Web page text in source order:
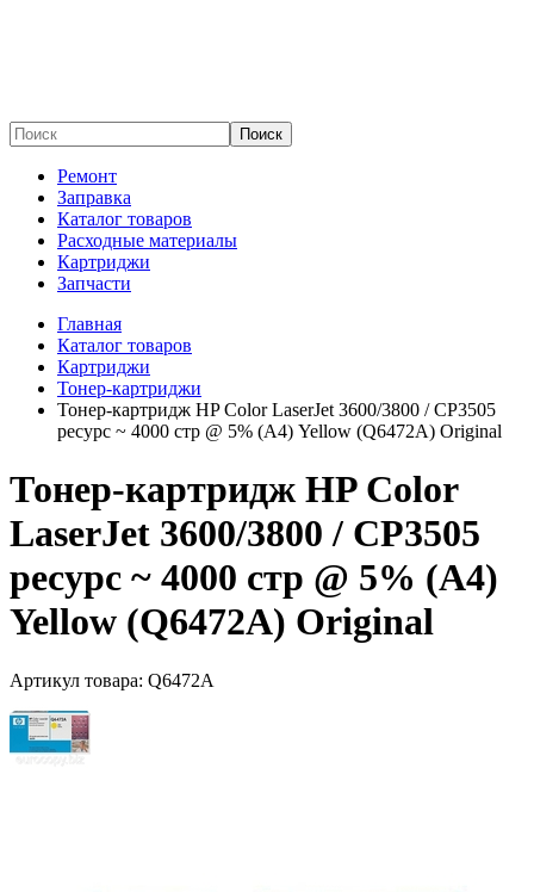
Поиск
Ремонт
Заправка
Каталог товаров
Расходные материалы
Картриджи
Запчасти
Главная
Каталог товаров
Картриджи
Тонер-картриджи
Тонер-картридж HP Color LaserJet 3600/3800 / CP3505
ресурс ~ 4000 стр @ 5% (A4) Yellow (Q6472A) Original
Тонер-картридж HP Color
LaserJet 3600/3800 / CP3505
ресурс ~ 4000 стр @ 5% (A4)
Yellow (Q6472A) Original
Артикул товара: Q6472A